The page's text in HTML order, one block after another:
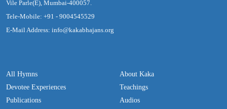
Vile Parle(E), Mumbai-400057.
Tele-Mobile: +91 - 9004545529
E-Mail Address: info@kakabhajans.org
All Hymns
Devotee Experiences
Publications
About Kaka
Teachings
Audios